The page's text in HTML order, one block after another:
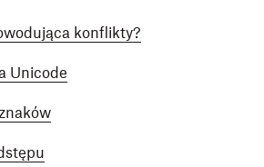
konflikty?
Unicode